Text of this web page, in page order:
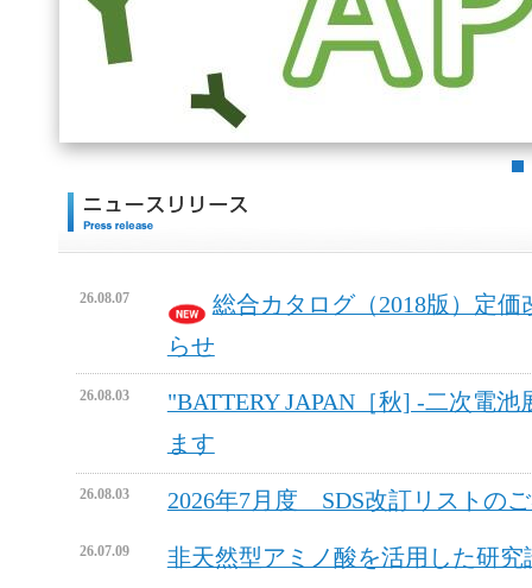
26.08.07
総合カタログ（2018版）定価
らせ
26.08.03
"BATTERY JAPAN［秋] -二次電
ます
26.08.03 2026年7月度 SDS改訂リストの
26.07.09
非天然型アミノ酸を活用した研